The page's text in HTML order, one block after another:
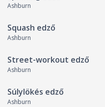
Ashburn
Squash edző
Ashburn
Street-workout edző
Ashburn
Súlylökés edző
Ashburn